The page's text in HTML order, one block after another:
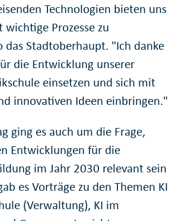
Technologien bieten uns
Prozesse zu
das Stadtoberhaupt. "Ich danke
die Entwicklung unserer
einsetzen und sich mit
innovativen Ideen einbringen."
ging es auch um die Frage,
Entwicklungen für die
im Jahr 2030 relevant sein
es Vorträge zu den Themen KI
(Verwaltung), KI im